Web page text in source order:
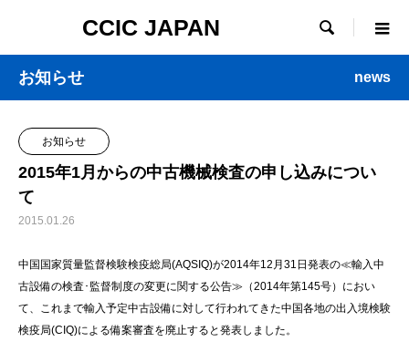
CCIC JAPAN 
お知らせ news
お知らせ
2015年1月からの中古機械検査の申し込みについ
て
2015.01.26
中国国家質量監督検験検疫総局(AQSIQ)が2014年12月31日発表の≪輸入中
古設備の検査･監督制度の変更に関する公告≫（2014年第145号）におい
て、これまで輸入予定中古設備に対して行われてきた中国各地の出入境検験
検疫局(CIQ)による備案審査を廃止すると発表しました。